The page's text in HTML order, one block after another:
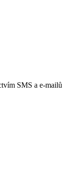
SMS a e-mailů